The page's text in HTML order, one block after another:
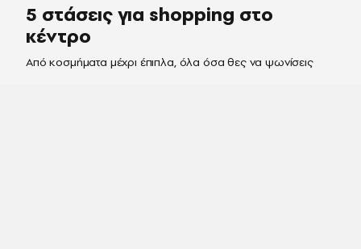
5 στάσεις για shopping στο
κέντρο
Από κοσμήματα μέχρι έπιπλα, όλα όσα θες να ψωνίσεις